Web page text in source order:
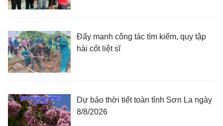
Đẩy mạnh công tác tìm kiếm, quy tập
hài cốt liệt sĩ
Dự báo thời tiết toàn tỉnh Sơn La ngày
8/8/2026